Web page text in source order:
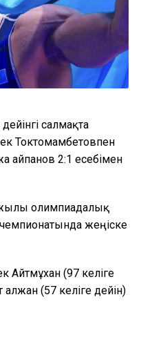
салмақта
Токтомамбетовпен
Қайпанов 2:1 есебімен
жылы олимпиадалық
жеңіске
Айтмұхан (97 келіге
(57 келіге дейін)